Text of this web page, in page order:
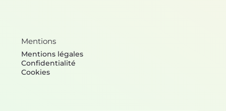
Mentions
Mentions légales
Confidentialité
Cookies